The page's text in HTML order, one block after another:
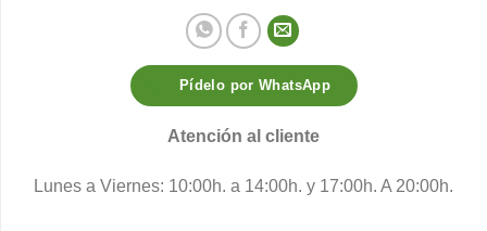
Pídelo por WhatsApp
Atención al cliente
Lunes a Viernes: 10:00h. a 14:00h. y 17:00h. A 20:00h.